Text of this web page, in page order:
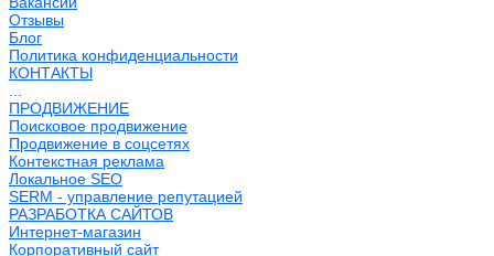
Отзывы
Блог
Политика конфиденциальности
КОНТАКТЫ
ПРОДВИЖЕНИЕ
Поисковое продвижение
Продвижение в соцсетях
Контекстная реклама
Локальное SEO
SERM - управление репутацией
РАЗРАБОТКА САЙТОВ
Интернет-магазин
Корпоративный сайт